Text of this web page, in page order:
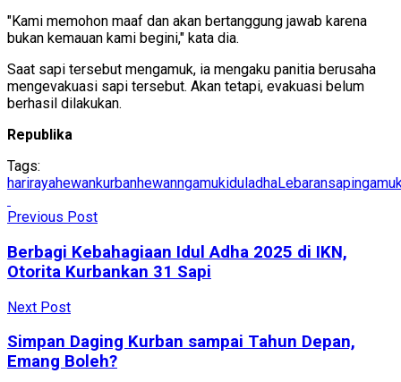
"Kami memohon maaf dan akan bertanggung jawab karena
bukan kemauan kami begini," kata dia.
Saat sapi tersebut mengamuk, ia mengaku panitia berusaha
mengevakuasi sapi tersebut. Akan tetapi, evakuasi belum
berhasil dilakukan.
Republika
Tags:
harirayahewankurbanhewanngamukiduladhaLebaran
Previous Post
Berbagi Kebahagiaan Idul Adha 2025 di IKN,
Otorita Kurbankan 31 Sapi
Next Post
Simpan Daging Kurban sampai Tahun Depan,
Emang Boleh?